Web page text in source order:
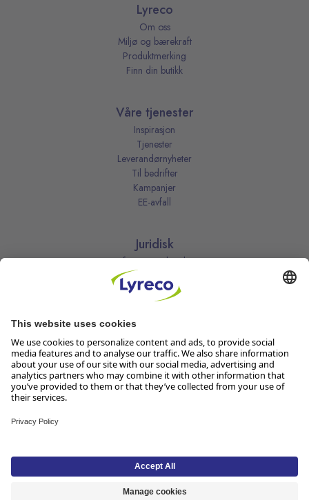
Lyreco
Om oss
Miljø og bærekraft
Produktmerking
Finn din butikk
Våre tjenester
Inspirasjon
Tjenester
Leverandørnyheter
Til bedrifter
Kampanjer
EE-avfall
Juridisk
Informasjonskapsler
Kjøpsbetingelser
Personvernerklæring
Vilkår
Vilkår for kundeklubben
Åpenhetsloven
Endre dine personvernsinnstillinger
Lyreco Norge AS, Solheimvn. 6-8, 1461 Lørenskog, Org.nr 916 950